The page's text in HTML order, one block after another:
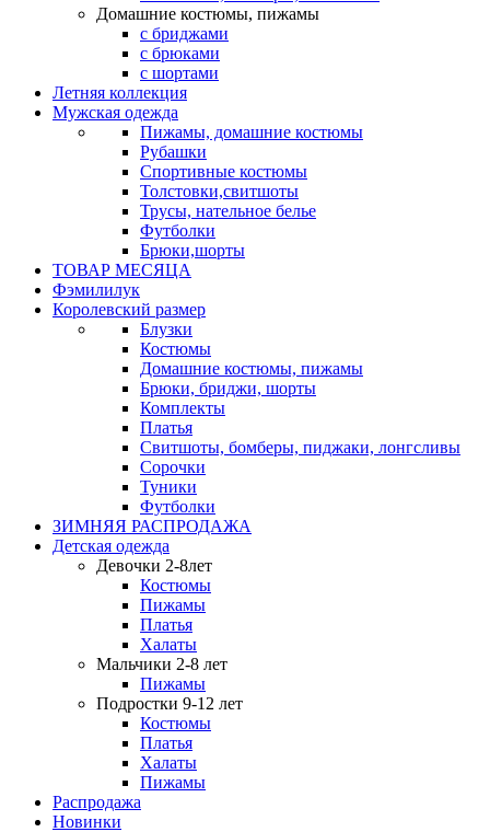
Домашние костюмы, пижамы
с бриджами
с брюками
с шортами
Летняя коллекция
Мужская одежда
Пижамы, домашние костюмы
Рубашки
Спортивные костюмы
Толстовки,свитшоты
Трусы, нательное белье
Футболки
Брюки,шорты
ТОВАР МЕСЯЦА
Фэмилилук
Королевский размер
Блузки
Костюмы
Домашние костюмы, пижамы
Брюки, бриджи, шорты
Комплекты
Платья
Свитшоты, бомберы, пиджаки, лонгсливы
Сорочки
Туники
Футболки
ЗИМНЯЯ РАСПРОДАЖА
Детская одежда
Девочки 2-8лет
Костюмы
Пижамы
Платья
Халаты
Мальчики 2-8 лет
Пижамы
Подростки 9-12 лет
Костюмы
Платья
Халаты
Пижамы
Распродажа
Новинки